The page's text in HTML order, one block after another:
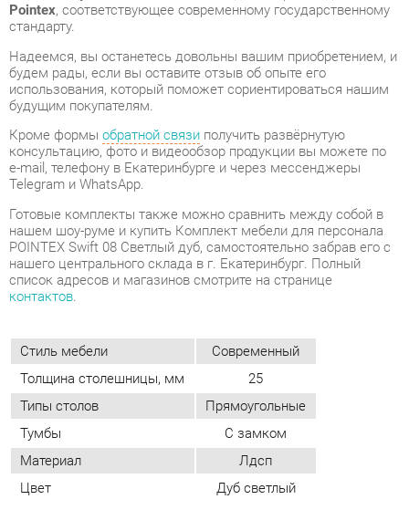
Кроме формыобратной связиполучить развёрнутую
консультацию, фото и видеообзор продукции вы можете по
e-mail, телефону в Екатеринбурге и через мессенджеры
Telegram и WhatsApp.
Готовые комплекты также можно сравнить между собой в
нашем шоу-руме и купить Комплект мебели для персонала
POINTEX Swift 08 Светлый дуб, самостоятельно забрав его с
нашего центрального склада в г. Екатеринбург. Полный
список адресов и магазинов смотрите на странице
контактов.
Стиль мебели Современный
Толщина столешницы, мм
25
Типы столов
Прямоугольные
Тумбы
Цвет
Дуб светлый
ОТЗЫВЫ
Пока нет отзывов, поделитесь первым своим мнением.
ДОБАВИТЬ ОТЗЫВ